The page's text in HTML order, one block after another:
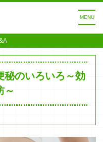
MENU
秘のいろいろ～効
～